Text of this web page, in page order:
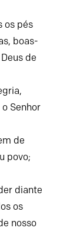
os pés
boas-
de
Senhor
de
povo;
diante
os
nosso